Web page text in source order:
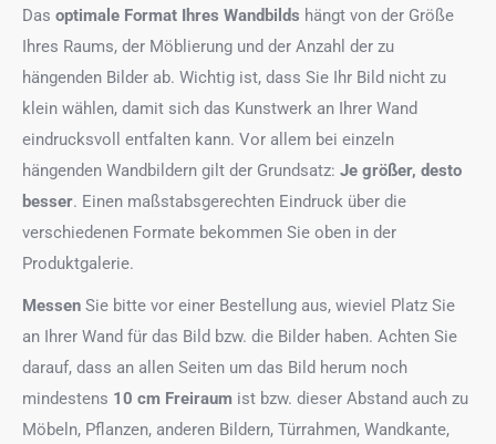
Das optimale Format Ihres Wandbilds hängt von der Größe
Ihres Raums, der Möblierung und der Anzahl der zu
hängenden Bilder ab. Wichtig ist, dass Sie Ihr Bild nicht zu
klein wählen, damit sich das Kunstwerk an Ihrer Wand
eindrucksvoll entfalten kann. Vor allem bei einzeln
hängenden Wandbildern gilt der Grundsatz: Je größer, desto
besser. Einen maßstabsgerechten Eindruck über die
verschiedenen Formate bekommen Sie oben in der
Produktgalerie.
Messen Sie bitte vor einer Bestellung aus, wieviel Platz Sie
an Ihrer Wand für das Bild bzw. die Bilder haben. Achten Sie
darauf, dass an allen Seiten um das Bild herum noch
mindestens 10 cm Freiraum ist bzw. dieser Abstand auch zu
Möbeln, Pflanzen, anderen Bildern, Türrahmen, Wandkante,